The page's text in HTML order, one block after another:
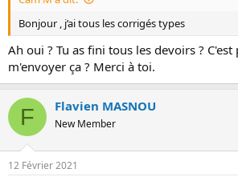
Bonjour , j’ai tous les corrigés types
Ah oui ? Tu as fini tous les devoirs ? C'est
m'envoyer ça ? Merci à toi.
F Flavien MASNOU
New Member
12 Février 2021